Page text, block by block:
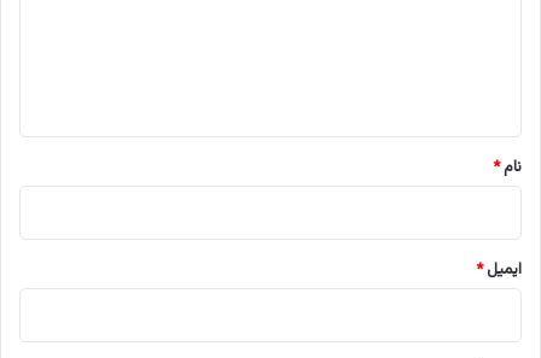
نام*
ایمیل*